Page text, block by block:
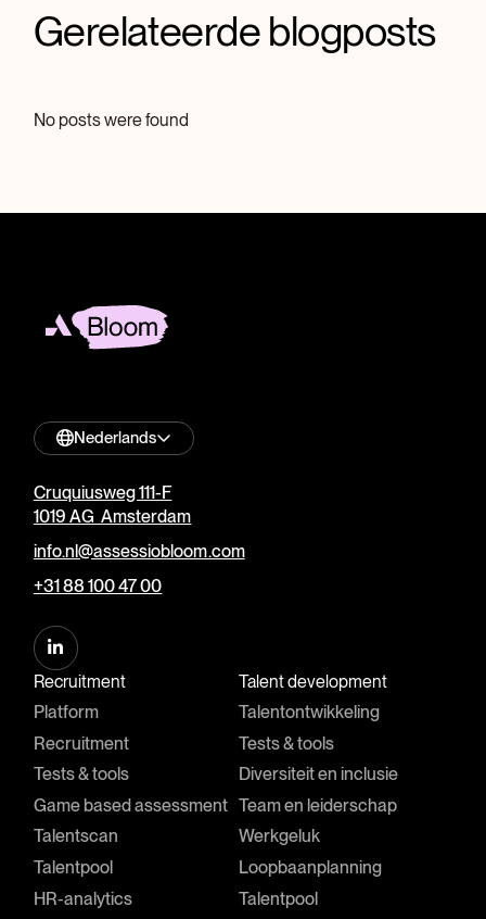
Gerelateerde blogposts
No posts were found
Nederlands
Cruquiusweg 111-F
1019 AG Amsterdam
info.nl@assessiobloom.com
+31 88 100 47 00
Recruitment
Platform
Recruitment
Tests & tools
Game based assessment
Talentscan
Talentpool
HR-analytics
Talent development
Talentontwikkeling
Tests & tools
Diversiteit en inclusie
Team en leiderschap
Werkgeluk
Loopbaanplanning
Talentpool